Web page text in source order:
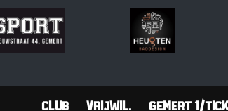
Club Vrijwil. Gemert 1/